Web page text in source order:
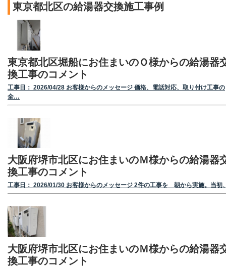
東京都北区の給湯器交換施工事例
東京都北区堀船にお住まいのＯ様からの給湯器
換工事のコメント
工事日： 2026/04/28 お客様からのメッセージ 価格、電話対応、取り付け工事の
全…
大阪府堺市北区にお住まいのＭ様からの給湯器
換工事のコメント
工事日： 2026/01/30 お客様からのメッセージ 2件の工事を 朝から実施。当初
大阪府堺市北区にお住まいのＭ様からの給湯器
換工事のコメント